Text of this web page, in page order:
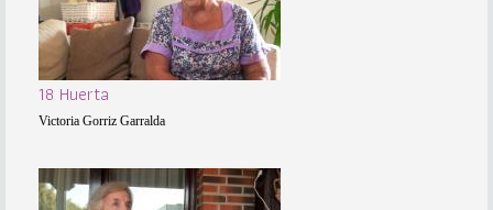
18 Huerta
Victoria Gorriz Garralda